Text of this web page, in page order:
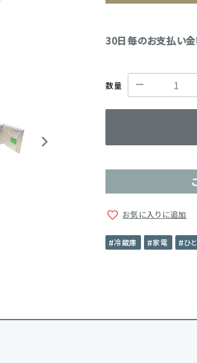
30日毎のお支払い
数量
お気に入りに追加
冷蔵庫 家電 ひ